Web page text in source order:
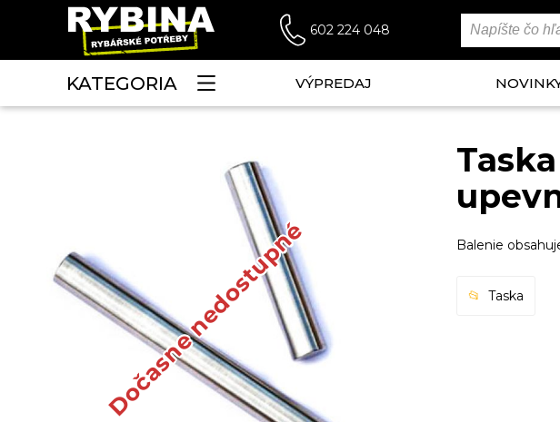
602 224 048
KATEGORIA VÝPREDAJ
Dočasne nedostupné Balenie
Taska